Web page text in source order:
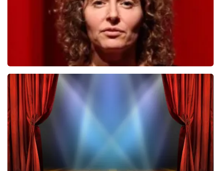
Esther van der Voort
742 laatste 30 minuten
BESTEL NU